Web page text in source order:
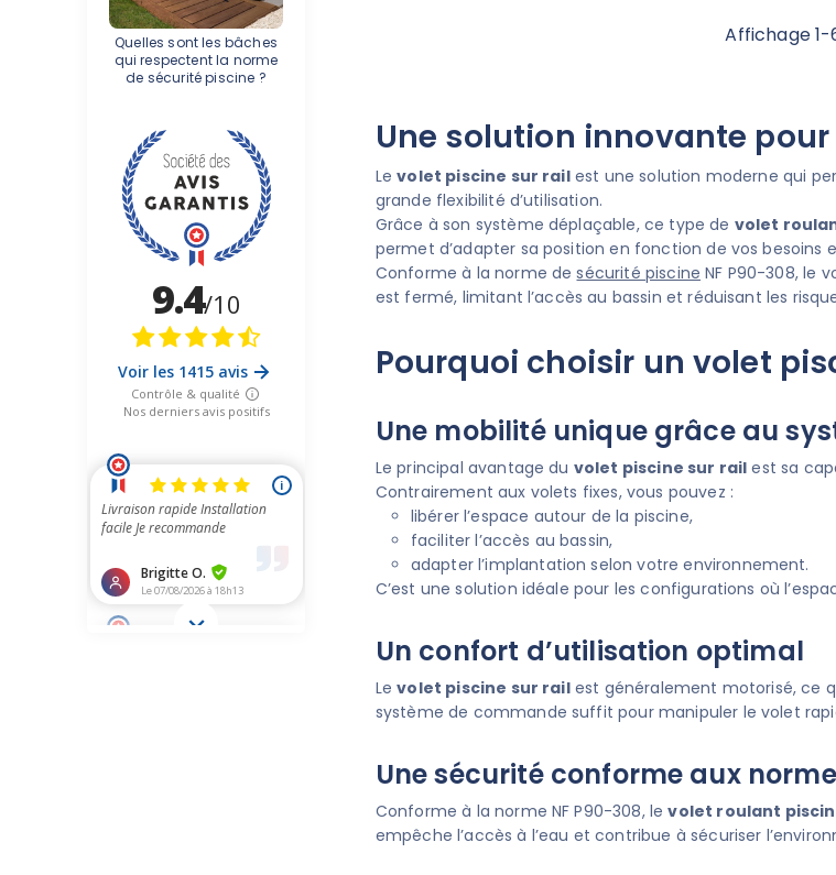
Quelles sont les bâches
qui respectent la norme
de sécurité piscine ?
Affichage
Une solution innovante
Levolet piscine sur railest une solution moderne qui
grande flexibilité d’utilisation.
Grâce à son système déplaçable, ce type de volet
permet d’adapter sa position en fonction de vos besoins
Conforme à la norme desécurité piscine NF P90-308, le
est fermé, limitant l’accès au bassin et réduisant les
Pourquoi choisir un volet
Une mobilité unique grâce au
Le principal avantage du volet piscine sur rail est sa
Contrairement aux volets fixes, vous pouvez :
libérer l’espace autour de la piscine,
faciliter l’accès au bassin,
adapter l’implantation selon votre environnement.
C’est une solution idéale pour les configurations où
Un confort d’utilisation optimal
Levolet piscine sur railest généralement motorisé, ce
système de commande suffit pour manipuler le volet
Une sécurité conforme aux
Conforme à la norme NF P90-308, levolet roulant
empêche l’accès à l’eau et contribue à sécuriser